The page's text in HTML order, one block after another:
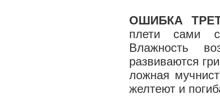
ОШИБКА
плети сами
Влажность
развиваются
ложная
желтеют и